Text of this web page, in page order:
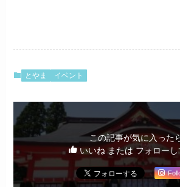
とやま イベント
この記事が気に入った
いいね または フォロー